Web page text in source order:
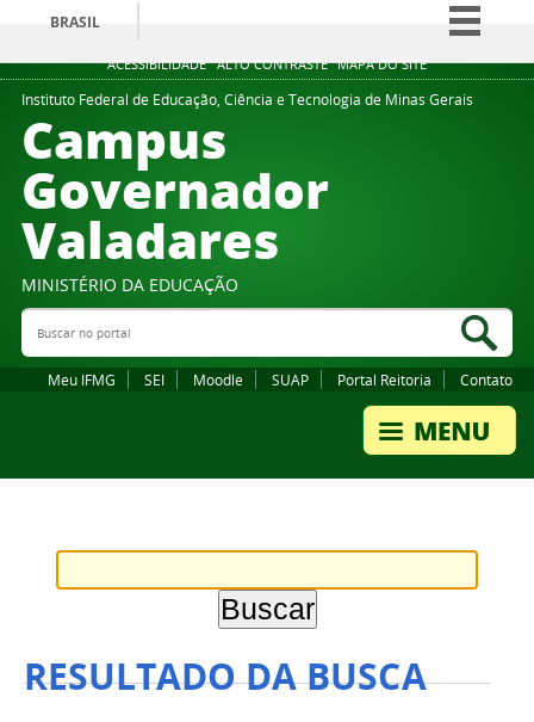
ACESSIBILIDADE ALTO CONTRASTE MAPA DO SITE
BRASIL
Simplifique!
Comunica BR
Instituto Federal de Educação, Ciência e Tecnologia de Minas Gerais
Campus
Governador
Valadares
MINISTÉRIO DA EDUCAÇÃO
Buscar no portal
Meu IFMG SEI Moodle SUAP Portal Reitoria Contato
RESULTADO DA BUSCA